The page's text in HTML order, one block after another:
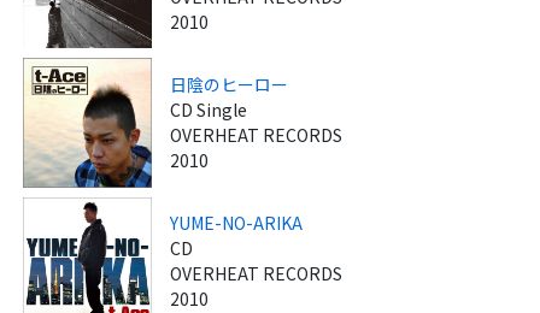
2010
日陰のヒーロー
CD Single
OVERHEAT RECORDS
2010
YUME-NO-ARIKA
CD
OVERHEAT RECORDS
2010